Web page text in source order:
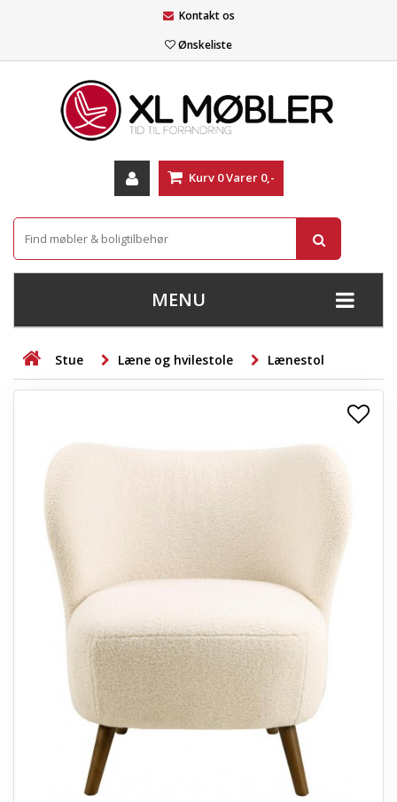
Kontakt os
Ønskeliste
Kurv 0Varer 0,-
MENU
+
STUE
+
SOVEVÆRELSE
KONTORMØBLER
OPBEVARING
TÆPPER
LAMPER
ENTREMØBLER
Stue Læne og hvilestole Lænestol